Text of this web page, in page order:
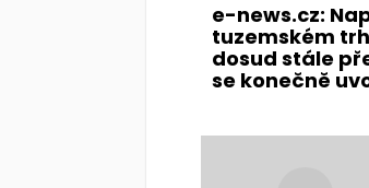
e-news.cz:
tuzemském
dosud stále
se konečně